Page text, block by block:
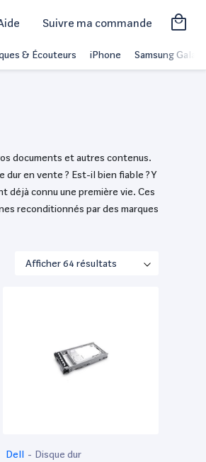
Suivre ma commande
& Écouteurs iPhone Samsung Galaxy
documents et autres contenus.
en vente ? Est-il bien fiable ? Y
déjà connu une première vie. Ces
reconditionnés par des marques
Dell - Disque dur